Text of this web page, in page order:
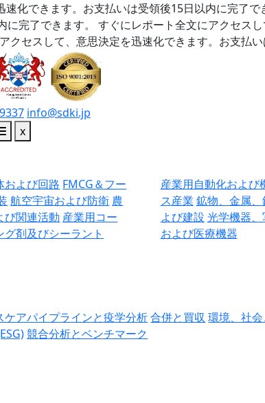
化できます。お支払いは受領後15日以内に完了で
完了できます。
すぐにレポート全文にアクセス
クセスして、意思決定を迅速化できます。お支払い
info@sdki.jp
x
および回路 FMCG＆フー
航空宇宙および防衛 農
び関連活動 産業用コー
グ剤及びシーラント
産業用自動化および
ス産業 鉱物、金属、
よび建設 光学機器、
および医療機器
ケアパイプラインと疫学分析合併と買収 環境、社
競合分析とベンチマーク